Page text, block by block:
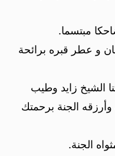
مبتسما.
و عطر قبره برائحة
الشيخ زايد وطيب
الجنة برحمتك
الجنة.